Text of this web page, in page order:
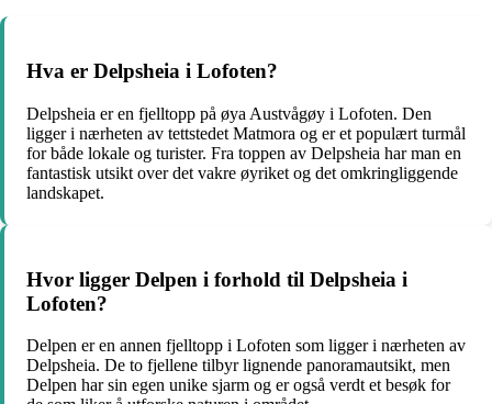
Hva er Delpsheia i Lofoten?
Delpsheia er en fjelltopp på øya Austvågøy i Lofoten. Den
ligger i nærheten av tettstedet Matmora og er et populært turmål
for både lokale og turister. Fra toppen av Delpsheia har man en
fantastisk utsikt over det vakre øyriket og det omkringliggende
landskapet.
Hvor ligger Delpen i forhold til Delpsheia i
Lofoten?
Delpen er en annen fjelltopp i Lofoten som ligger i nærheten av
Delpsheia. De to fjellene tilbyr lignende panoramautsikt, men
Delpen har sin egen unike sjarm og er også verdt et besøk for